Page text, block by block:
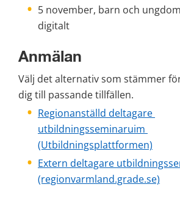
5 november, barn och
digitalt
Anmälan
Välj det alternativ som stämmer
dig till passande tillfällen.
Regionanställd deltagare
utbildningsseminaruim
(Utbildningsplattformen)
Extern deltagare
(regionvarmland.grade.se)